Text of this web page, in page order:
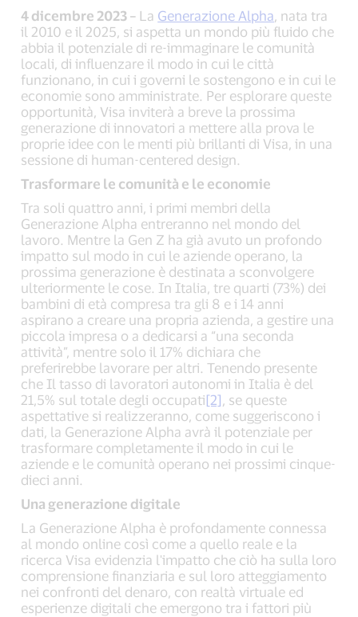
4 dicembre 2023 – La Generazione Alpha , nata tra
il 2010 e il 2025, si aspetta un mondo più fluido che
abbia il potenziale di re-immaginare le comunità
locali, di influenzare il modo in cui le città
funzionano, in cui i governi le sostengono e in cui le
economie sono amministrate. Per esplorare queste
opportunità, Visa inviterà a breve la prossima
generazione di innovatori a mettere alla prova le
proprie idee con le menti più brillanti di Visa, in una
sessione di human-centered design.
Trasformare le comunità e le economie
Tra soli quattro anni, i primi membri della
Generazione Alpha entreranno nel mondo del
lavoro. Mentre la Gen Z ha già avuto un profondo
impatto sul modo in cui le aziende operano, la
prossima generazione è destinata a sconvolgere
ulteriormente le cose. In Italia, tre quarti (73%) dei
bambini di età compresa tra gli 8 e i 14 anni
aspirano a creare una propria azienda, a gestire una
piccola impresa o a dedicarsi a “una seconda
attività”, mentre solo il 17% dichiara che
preferirebbe lavorare per altri. Tenendo presente
che Il tasso di lavoratori autonomi in Italia è del
21,5% sul totale degli occupati[2] , se queste
aspettative si realizzeranno, come suggeriscono i
dati, la Generazione Alpha avrà il potenziale per
trasformare completamente il modo in cui le
aziende e le comunità operano nei prossimi cinque-
dieci anni.
Una generazione digitale
La Generazione Alpha è profondamente connessa
al mondo online così come a quello reale e la
ricerca Visa evidenzia l'impatto che ciò ha sulla loro
comprensione finanziaria e sul loro atteggiamento
nei confronti del denaro, con realtà virtuale ed
esperienze digitali che emergono tra i fattori più